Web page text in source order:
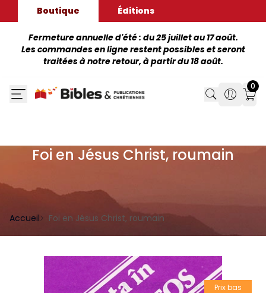
Boutique Éditions
Fermeture annuelle d'été : du 25 juillet au 17 août.
Les commandes en ligne restent possibles et seront
traitées à notre retour, à partir du 18 août.
Search
Search
0
Foi en Jésus Christ, roumain
Accueil Foi en Jésus Christ, roumain
Prix bas